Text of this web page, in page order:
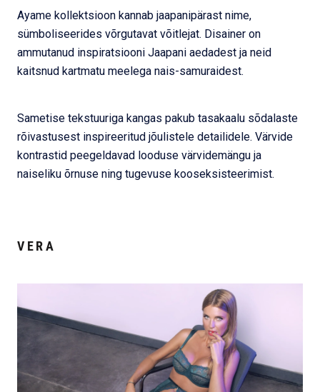
Ayame kollektsioon kannab jaapanipärast nime,
sümboliseerides võrgutavat võitlejat. Disainer on
ammutanud inspiratsiooni Jaapani aedadest ja neid
kaitsnud kartmatu meelega nais-samuraidest.
Sametise tekstuuriga kangas pakub tasakaalu sõdalaste
rõivastusest inspireeritud jõulistele detailidele. Värvide
kontrastid peegeldavad looduse värvidemängu ja
naiseliku õrnuse ning tugevuse kooseksisteerimist.
VERA